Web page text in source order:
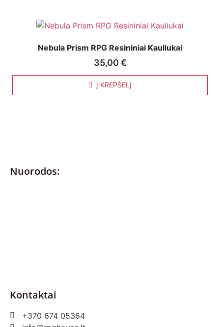
Nebula Prism RPG Resininiai Kauliukai
35,00 €
Į KREPŠELĮ
Nuorodos:
Kontaktai
+370 674 05364